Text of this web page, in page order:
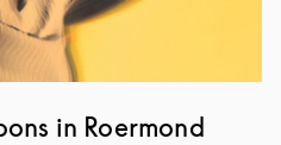
in Roermond